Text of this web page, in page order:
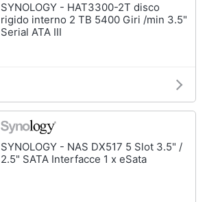
SYNOLOGY - HAT3300-2T disco
rigido interno 2 TB 5400 Giri /min 3.5"
Serial ATA III
SYNOLOGY - NAS DX517 5 Slot 3.5" /
2.5" SATA Interfacce 1 x eSata